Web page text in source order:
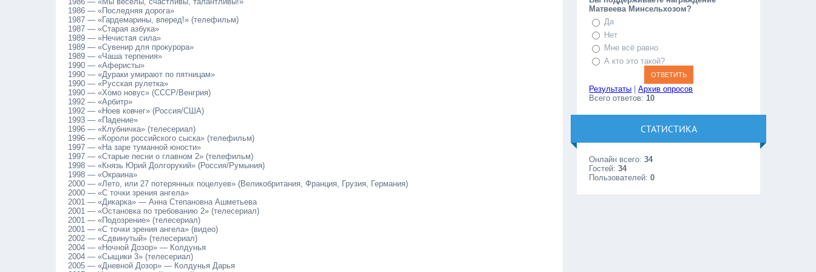
1986 — «Последняя дорога»
1987 — «Гардемарины, вперед!» (телефильм)
1987 — «Старая азбука»
1989 — «Нечистая сила»
1989 — «Сувенир для прокурора»
1989 — «Чаша терпения»
1990 — «Аферисты»
1990 — «Дураки умирают по пятницам»
1990 — «Русская рулетка»
1990 — «Хомо новус» (СССР/Венгрия)
1992 — «Арбитр»
1992 — «Ноев ковчег» (Россия/США)
1993 — «Падение»
1996 — «Клубничка» (телесериал)
1996 — «Короли российского сыска» (телефильм)
1997 — «На заре туманной юности»
1997 — «Старые песни о главном 2» (телефильм)
1998 — «Князь Юрий Долгорукий» (Россия/Румыния)
1998 — «Окраина»
2000 — «Лето, или 27 потерянных поцелуев» (Великобритания, Франция, Грузия, Германия)
2000 — «С точки зрения ангела»
2001 — «Дикарка» — Анна Степановна Ашметьева
2001 — «Остановка по требованию 2» (телесериал)
2001 — «Подозрение» (телесериал)
2001 — «С точки зрения ангела» (видео)
2002 — «Сдвинутый» (телесериал)
2004 — «Ночной Дозор» — Колдунья
2004 — «Сыщики 3» (телесериал)
2005 — «Дневной Дозор» — Кoлдунья Дapья
Матвеева Минсельхозом?
Да
Нет
Мне всё равно
А кто это такой?
Результаты |Архив опросов
Всего ответов:10
СТАТИСТИКА
Онлайн всего:34
Гостей:34
Пользователей:0